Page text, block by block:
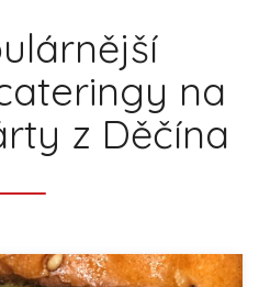
na
z Děčína